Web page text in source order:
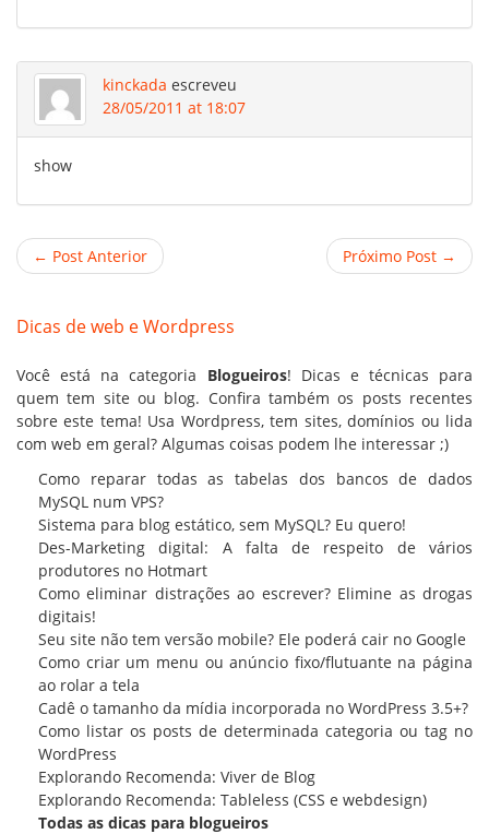
kinckada escreveu
28/05/2011 at 18:07
show
← Post Anterior Próximo Post →
Dicas de web e Wordpress
Você está na categoria Blogueiros! Dicas e técnicas para
quem tem site ou blog. Confira também os posts recentes
sobre este tema! Usa Wordpress, tem sites,domínios ou lida
com web em geral? Algumas coisas podem lhe interessar ;)
Como reparar todas as tabelas dos bancos de dados
MySQL num VPS?
Sistema para blog estático, sem MySQL? Eu quero!
Des-Marketing digital: A falta de respeito de vários
produtores no Hotmart
Como eliminar distrações ao escrever? Elimine as drogas
digitais!
Seu site não tem versão mobile? Ele poderá cair no Google
Como criar um menu ou anúncio fixo/flutuante na página
ao rolar a tela
Cadê o tamanho da mídia incorporada no WordPress 3.5+?
Como listar os posts de determinada categoria ou tag no
WordPress
Explorando Recomenda: Viver de Blog
Explorando Recomenda: Tableless (CSS e webdesign)
Todas as dicas para blogueiros